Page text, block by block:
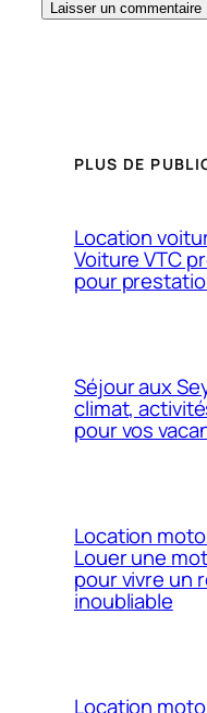
PLUS DE
Location
Voiture VTC
pour
Séjour aux
climat,
pour vos
Location
Louer une
pour vivre un
inoubliable
Location